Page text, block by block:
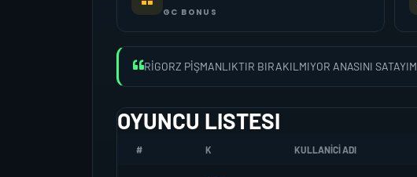
GC BONUS
RİGORZ PİŞMANLIKTIR BIRAKILMIYOR ANASINI SATAYIM
OYUNCU LISTESI
# K KULLANICI ADI